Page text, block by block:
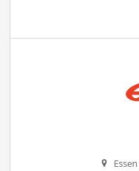
Essen